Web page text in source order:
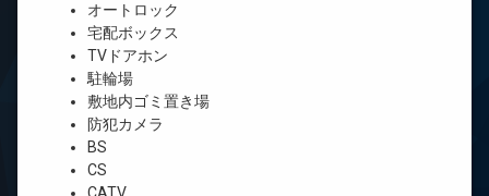
オートロック
宅配ボックス
TVドアホン
駐輪場
敷地内ゴミ置き場
防犯カメラ
BS
CS